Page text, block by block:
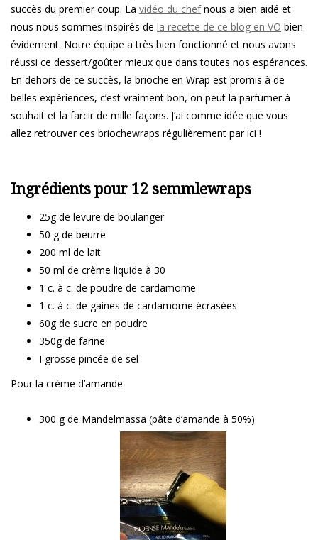
succès du premier coup. La vidéo du chefnous a bien aidé et
nous nous sommes inspirés de la recette de ce blog en VO bien
évidement. Notre équipe a très bien fonctionné et nous avons
réussi ce dessert/goûter mieux que dans toutes nos espérances.
En dehors de ce succès, la brioche en Wrap est promis à de
belles expériences, c’est vraiment bon, on peut la parfumer à
souhait et la farcir de mille façons. J’ai comme idée que vous
allez retrouver ces briochewraps régulièrement par ici !
Ingrédients pour 12 semmlewraps
25g de levure de boulanger
50 g de beurre
200 ml de lait
50 ml de crème liquide à 30
1 c. à c. de poudre de cardamome
1 c. à c. de gaines de cardamome écrasées
60g de sucre en poudre
350g de farine
I grosse pincée de sel
Pour la crème d’amande
300 g de Mandelmassa (pâte d’amande à 50%)